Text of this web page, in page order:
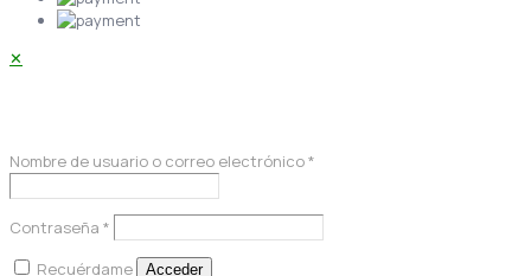
✕
Nombre de usuario o correo electrónico*
Contraseña *
Recuérdame
Acceder